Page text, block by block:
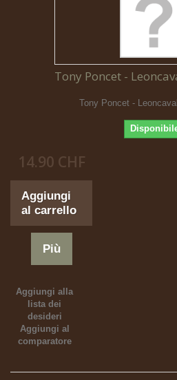
Tony Poncet -
Tony Poncet -
14.90 CHF
Aggiungi
al carrello
Più
Aggiungi alla
lista dei
desideri
Aggiungi al
comparatore